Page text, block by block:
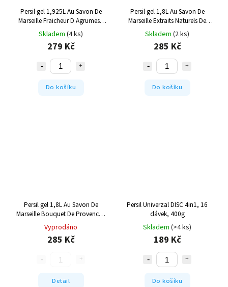
Persil gel 1,925L Au Savon De
Marseille Fraicheur D Agrumes -
35W
Skladem (4 ks)
279 Kč
Do košíku
Persil gel 1,8L Au Savon De
Marseille Extraits Naturels De
Romarin - 40W
Skladem (2 ks)
285 Kč
Do košíku
Persil gel 1,8L Au Savon De
Marseille Bouquet De Provence -
40W
Vyprodáno
285 Kč
Detail
Persil Univerzal DISC 4in1, 16
dávek, 400g
Skladem (>4 ks)
189 Kč
Do košíku